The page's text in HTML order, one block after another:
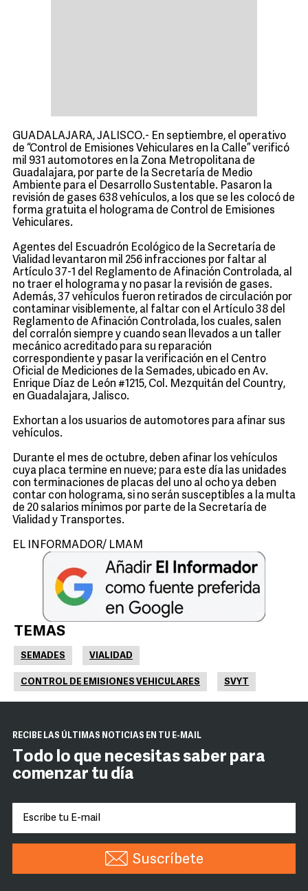
GUADALAJARA, JALISCO.- En septiembre, el operativo
de “Control de Emisiones Vehiculares en la Calle” verificó
mil 931 automotores en la Zona Metropolitana de
Guadalajara, por parte de la Secretaría de Medio
Ambiente para el Desarrollo Sustentable. Pasaron la
revisión de gases 638 vehículos, a los que se les colocó de
forma gratuita el holograma de Control de Emisiones
Vehiculares.
Agentes del Escuadrón Ecológico de la Secretaría de
Vialidad levantaron mil 256 infracciones por faltar al
Artículo 37-1 del Reglamento de Afinación Controlada, al
no traer el holograma y no pasar la revisión de gases.
Además, 37 vehículos fueron retirados de circulación por
contaminar visiblemente, al faltar con el Artículo 38 del
Reglamento de Afinación Controlada, los cuales, salen
del corralón siempre y cuando sean llevados a un taller
mecánico acreditado para su reparación
correspondiente y pasar la verificación en el Centro
Oficial de Mediciones de la Semades, ubicado en Av.
Enrique Díaz de León #1215, Col. Mezquitán del Country,
en Guadalajara, Jalisco.
Exhortan a los usuarios de automotores para afinar sus
vehículos.
Durante el mes de octubre, deben afinar los vehículos
cuya placa termine en nueve; para este día las unidades
con terminaciones de placas del uno al ocho ya deben
contar con holograma, si no serán susceptibles a la multa
de 20 salarios mínimos por parte de la Secretaría de
Vialidad y Transportes.
EL INFORMADOR/ LMAM
TEMAS
SEMADES VIALIDAD
CONTROL DE EMISIONES VEHICULARES SVYT
RECIBE LAS ÚLTIMAS NOTICIAS EN TU E-MAIL
Todo lo que necesitas saber para
comenzar tu día
Suscríbete